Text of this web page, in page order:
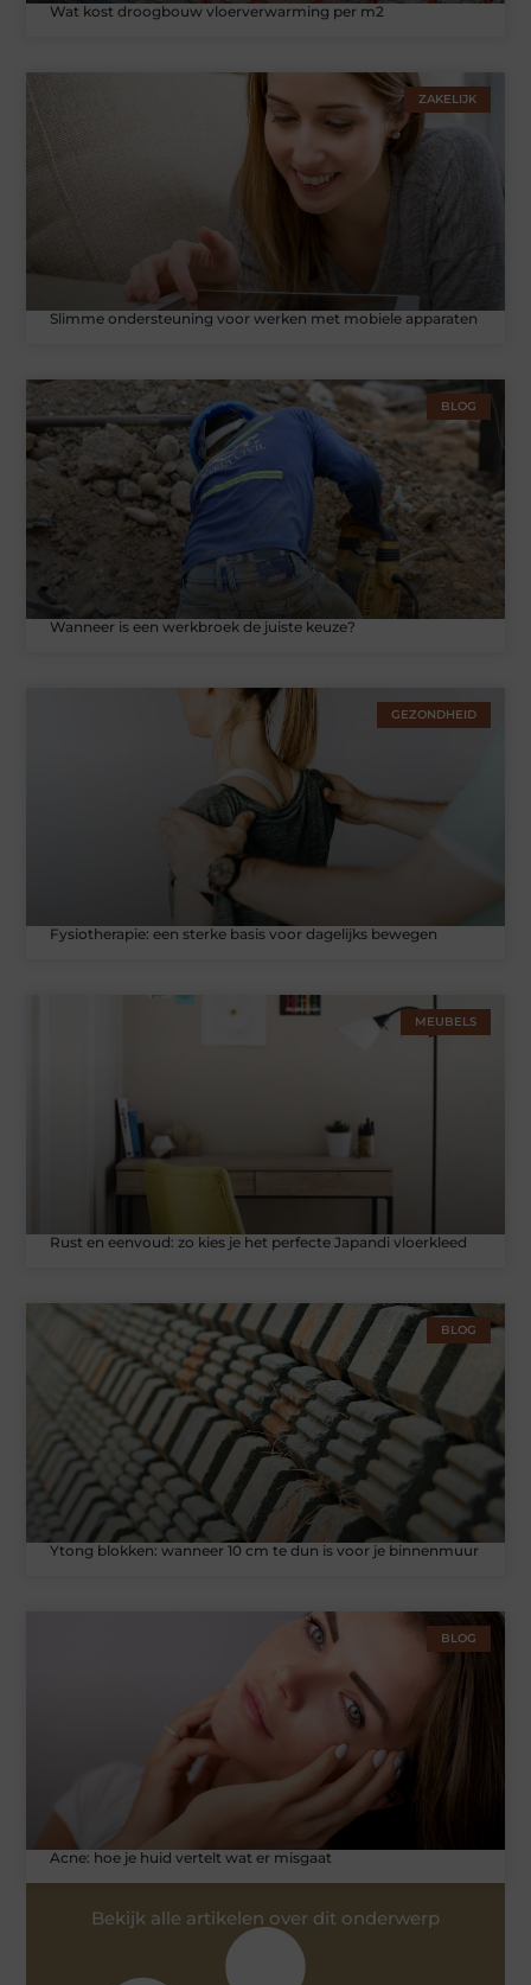
Wat kost droogbouw vloerverwarming per m2
ZAKELIJK
Slimme ondersteuning voor werken met mobiele apparaten
BLOG
Wanneer is een werkbroek de juiste keuze?
GEZONDHEID
Fysiotherapie: een sterke basis voor dagelijks bewegen
MEUBELS
Rust en eenvoud: zo kies je het perfecte Japandi vloerkleed
BLOG
Ytong blokken: wanneer 10 cm te dun is voor je binnenmuur
BLOG
Acne: hoe je huid vertelt wat er misgaat
Bekijk alle artikelen over dit onderwerp